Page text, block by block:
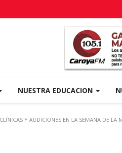
NUESTRA EDUCACION
Y AUDICIONES EN LA SEMANA DE LA